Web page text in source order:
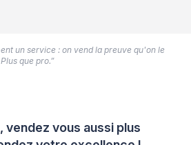
vendez vous aussi plus
un service : on vend la preuve qu'on le
que pro.”